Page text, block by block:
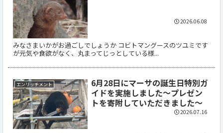
みなさまいかがお過ごしでしょうか コビトマングースのツユミです
が元気や食欲がなく、丸まってじっとしている様...
2026.06.08
エンリッチメント
6月28日にマーサの誕生日特別ガ
イドを実施しました～プレゼン
トを寄附していただきました～
2026.07.16